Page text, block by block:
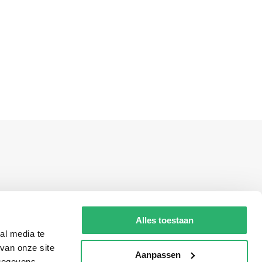
media te
onze site
Alles toestaan
Aanpassen